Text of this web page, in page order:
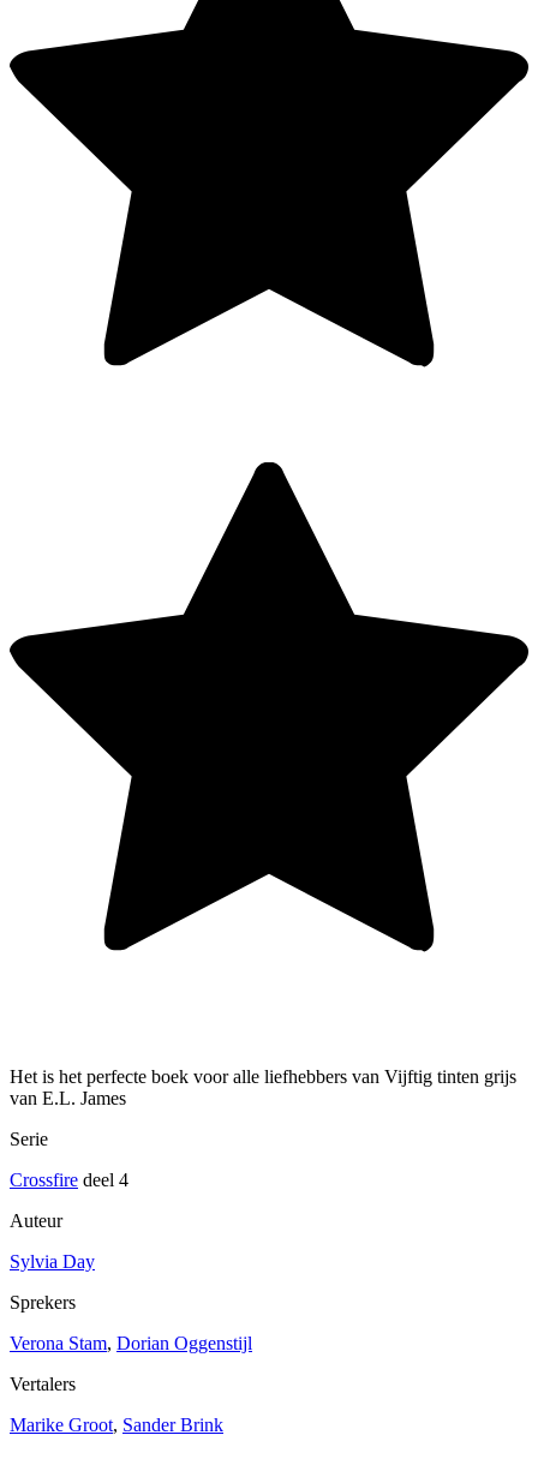
Het is het perfecte boek voor alle liefhebbers van Vijftig tinten grijs
van E.L. James
Serie
Crossfire deel 4
Auteur
Sylvia Day
Sprekers
Verona Stam, Dorian Oggenstijl
Vertalers
Marike Groot, Sander Brink